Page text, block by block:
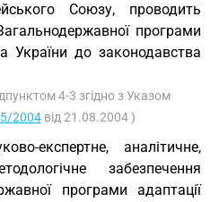
Союзу, проводить
програми
України до законодавства
4-3 згідно з Указом
2004від 21.08.2004 )
експертне, аналітичне,
забезпечення
програми адаптації